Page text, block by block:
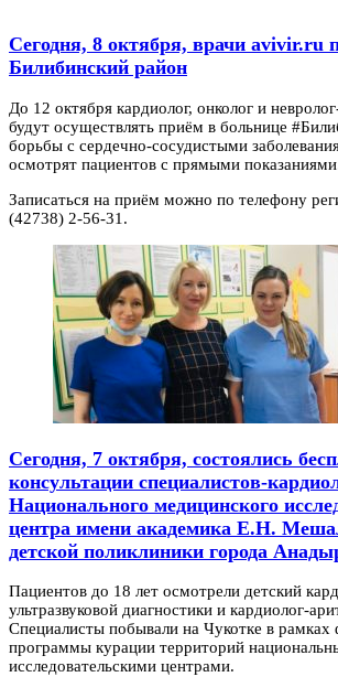
Сегодня, 8 октября, врачи avivir.ru
Билибинский район
До 12 октября кардиолог, онколог и
будут осуществлять приём в больнице
борьбы с сердечно-сосудистыми
осмотрят пациентов с прямыми
Записаться на приём можно по телефону
(42738) 2-56-31.
Сегодня, 7 октября, состоялись
консультации специалистов-
Национального медицинского
центра имени академика Е.Н.
детской поликлиники города
Пациентов до 18 лет осмотрели детский
ультразвуковой диагностики и кардиолог-
Специалисты побывали на Чукотке в рамках
программы курации территорий
исследовательскими центрами.